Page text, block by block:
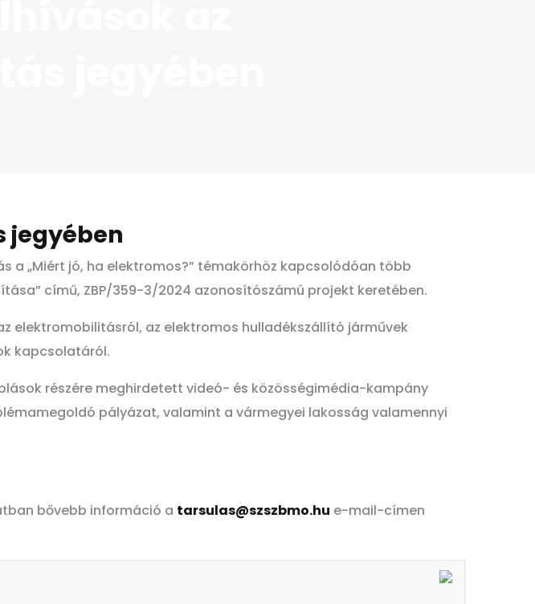
jegyében
a „Miért jó, ha elektromos?” témakörhöz kapcsolódóan több
című, ZBP/359-3/2024 azonosítószámú projekt keretében.
elektromobilitásról, az elektromos hulladékszállító járművek
kapcsolatáról.
részére meghirdetett videó- és közösségimédia-kampány
pályázat, valamint a vármegyei lakosság valamennyi
bővebb információ a tarsulas@szszbmo.hu e-mail-címen